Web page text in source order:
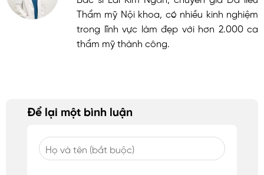
Thẩm mỹ Nội khoa, có nhiều kinh nghiệm
trong lĩnh vực làm đẹp với hơn 2.000 ca
thẩm mỹ thành công.
Để lại một bình luận